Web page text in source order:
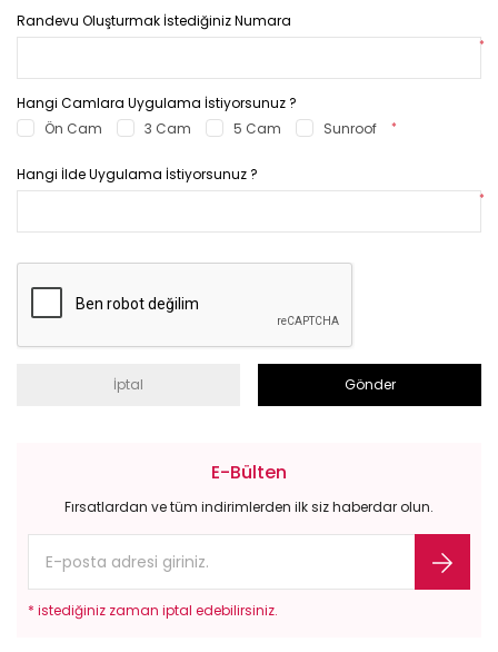
Randevu Oluşturmak İstediğiniz Numara
*
Hangi Camlara Uygulama İstiyorsunuz ?
Ön Cam
3 Cam 5 Cam Sunroof *
Hangi İlde Uygulama İstiyorsunuz ?
*
İptal Gönder
E-Bülten
Fırsatlardan ve tüm indirimlerden ilk siz haberdar olun.
* istediğiniz zaman iptal edebilirsiniz.